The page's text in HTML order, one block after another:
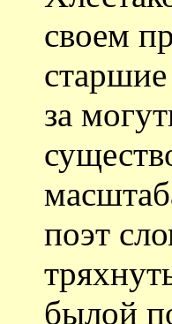
своем
за
поэт
былой